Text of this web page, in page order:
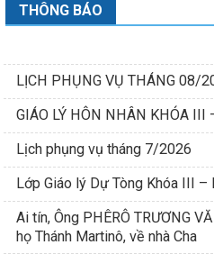
THÔNG BÁO
LỊCH PHỤNG VỤ THÁNG 08/
GIÁO LÝ HÔN NHÂN KHÓA III
Lịch phụng vụ tháng 7/2026
Lớp Giáo lý Dự Tòng Khóa III –
Ai tín, Ông PHÊRÔ TRƯƠNG
họ Thánh Martinô, về nhà Cha